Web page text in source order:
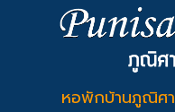
หอพักบ้านภูณิศ